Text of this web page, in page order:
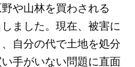
や山林を買わされる
ました。現在、被害に
自分の代で土地を処分
手がいない問題に直面